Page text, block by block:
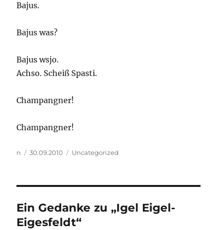
Bajus.
Bajus was?
Bajus wsjo.
Achso. Scheiß Spasti.
Champangner!
Champangner!
Autor
n
Veröffentlicht
30.09.2010 Kategorien
Uncategorized
Ein Gedanke zu „Igel Eigel-
Eigesfeldt“